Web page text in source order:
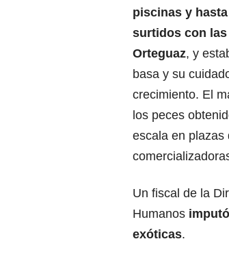
piscinas y
surtidos con
Orteguaz, y
basa y su
crecimiento. El
los peces
escala en plazas
Un fiscal de la
Humanos
exóticas.